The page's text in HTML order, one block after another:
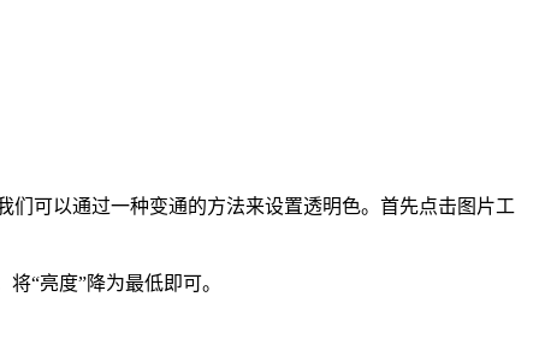
可以通过一种变通的方法来设置透明色。首先点击图片工
“亮度”降为最低即可。